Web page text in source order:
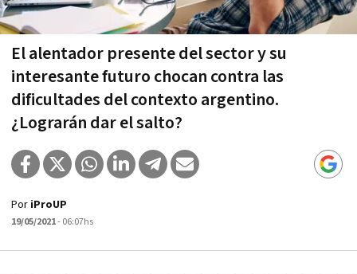
El alentador presente del sector y su
interesante futuro chocan contra las
dificultades del contexto argentino.
¿Lograrán dar el salto?
Por iProUP
19/05/2021- 06:07hs